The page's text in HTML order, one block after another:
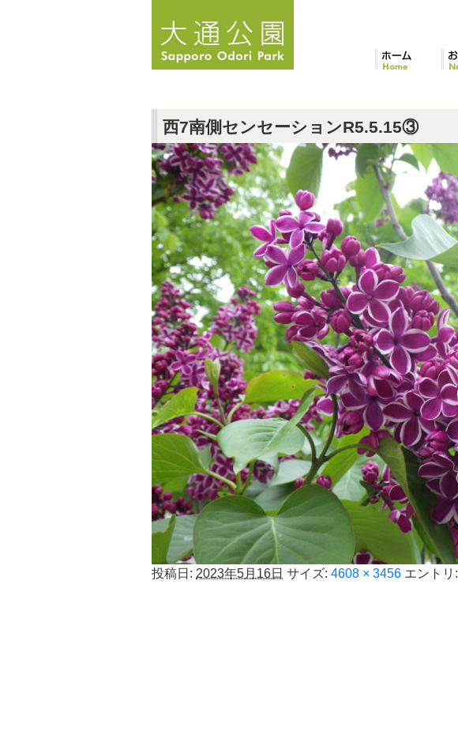
西7南側センセーションR5.5.15③
投稿日: 2023年5月16日 サイズ: 4608 × 3456 エントリ: